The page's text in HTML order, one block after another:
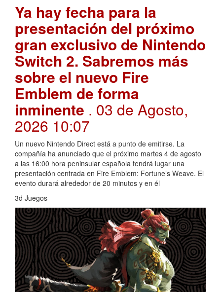
Ya hay fecha para la
presentación del próximo
gran exclusivo de Nintendo
Switch 2. Sabremos más
sobre el nuevo Fire
Emblem de forma
inminente . 03 de Agosto,
2026 10:07
Un nuevo Nintendo Direct está a punto de emitirse. La
compañía ha anunciado que el próximo martes 4 de agosto
a las 16:00 hora peninsular española tendrá lugar una
presentación centrada en Fire Emblem: Fortune’s Weave. El
evento durará alrededor de 20 minutos y en él
3d Juegos